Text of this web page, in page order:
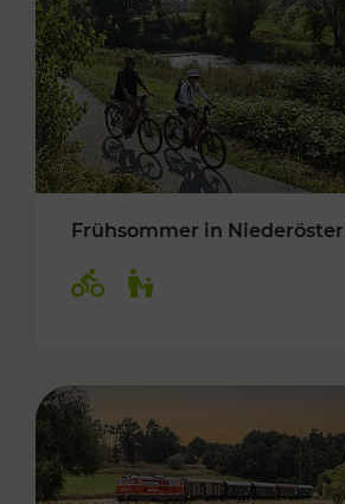
Frühsommer in